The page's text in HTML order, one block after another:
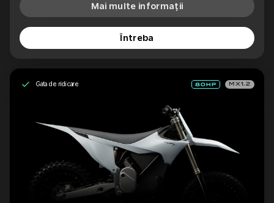
Mai multe informații
Întreba
Gata de ridicare MX1.2